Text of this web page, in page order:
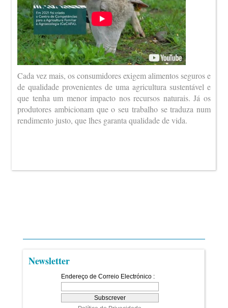
Cada vez mais, os consumidores exigem alimentos seguros e
de qualidade provenientes de uma agricultura sustentável e
que tenha um menor impacto nos recursos naturais. Já os
produtores ambicionam que o seu trabalho se traduza num
rendimento justo, que lhes garanta qualidade de vida.
Newsletter